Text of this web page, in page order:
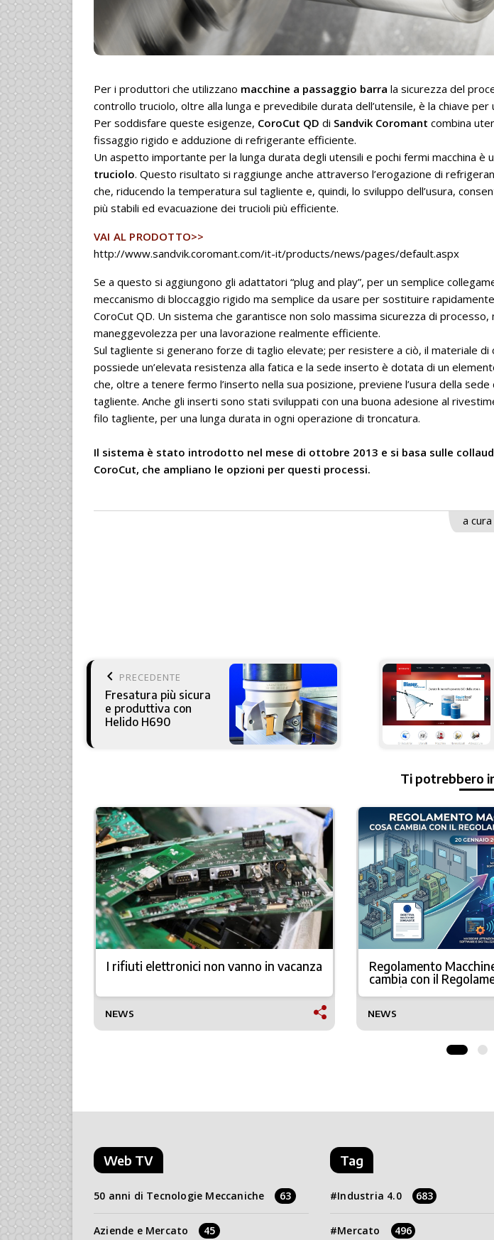
Per i produttori che utilizzano macchine a passaggio barra la sicurezza del
controllo truciolo, oltre alla lunga e prevedibile durata dell’utensile, è la chiave
Per soddisfare queste esigenze, CoroCut QD di Sandvik Coromant combina
fissaggio rigido e adduzione di refrigerante efficiente.
Un aspetto importante per la lunga durata degli utensili e pochi fermi macchina è
truciolo. Questo risultato si raggiunge anche attraverso l’erogazione di
che, riducendo la temperatura sul tagliente e, quindi, lo sviluppo dell’usura,
più stabili ed evacuazione dei trucioli più efficiente.
VAI AL PRODOTTO>>
http://www.sandvik.coromant.com/it-it/products/news/pages/default.aspx
Se a questo si aggiungono gli adattatori “plug and play”, per un semplice
meccanismo di bloccaggio rigido ma semplice da usare per sostituire
CoroCut QD. Un sistema che garantisce non solo massima sicurezza di processo,
maneggevolezza per una lavorazione realmente efficiente.
Sul tagliente si generano forze di taglio elevate; per resistere a ciò, il materiale di
possiede un’elevata resistenza alla fatica e la sede inserto è dotata di un
che, oltre a tenere fermo l’inserto nella sua posizione, previene l’usura della
tagliente. Anche gli inserti sono stati sviluppati con una buona adesione al
filo tagliente, per una lunga durata in ogni operazione di troncatura.
Il sistema è stato introdotto nel mese di ottobre 2013 e si basa sulle
CoroCut, che ampliano le opzioni per questi processi.
a cura
keyboard_arrow_left PRECEDENTE
Fresatura più sicura
e produttiva con
Helido H690
Ti potrebbero
più I rifiuti elettronici non vanno in vacanza
NEWS
Regolamento
cambia con il
2023/1230
NEWS
Web TV
50 anni di Tecnologie Meccaniche 63
Aziende e Mercato 45
Tag
Industria 4.0 683
Mercato 496